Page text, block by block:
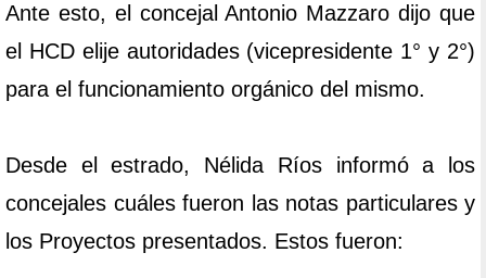
Ante esto, el concejal Antonio Mazzaro dijo que
el HCD elije autoridades (vicepresidente 1° y 2°)
para el funcionamiento orgánico del mismo.
Desde el estrado, Nélida Ríos informó a los
concejales cuáles fueron las notas particulares y
los Proyectos presentados. Estos fueron: